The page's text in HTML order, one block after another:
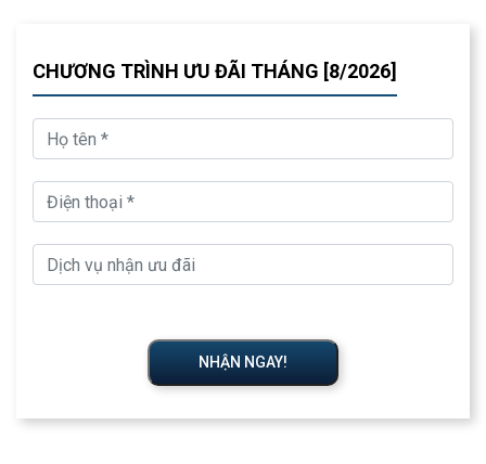
CHƯƠNG TRÌNH ƯU ĐÃI THÁNG [8/2026]
NHẬN NGAY!